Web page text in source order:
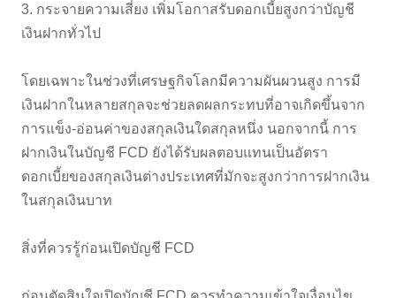
3. กระจายความเสี่ยง เพิ่มโอกาสรับดอกเบี้ยสูงกว่าบัญชี
เงินฝากทั่วไป
โดยเฉพาะในช่วงที่เศรษฐกิจโลกมีความผันผวนสูง การมี
เงินฝากในหลายสกุลจะช่วยลดผลกระทบที่อาจเกิดขึ้นจาก
การแข็ง-อ่อนค่าของสกุลเงินใดสกุลหนึ่ง นอกจากนี้ การ
ฝากเงินในบัญชี FCD ยังได้รับผลตอบแทนเป็นอัตรา
ดอกเบี้ยของสกุลเงินต่างประเทศที่มักจะสูงกว่าการฝากเงิน
ในสกุลเงินบาท
สิ่งที่ควรรู้ก่อนเปิดบัญชี FCD